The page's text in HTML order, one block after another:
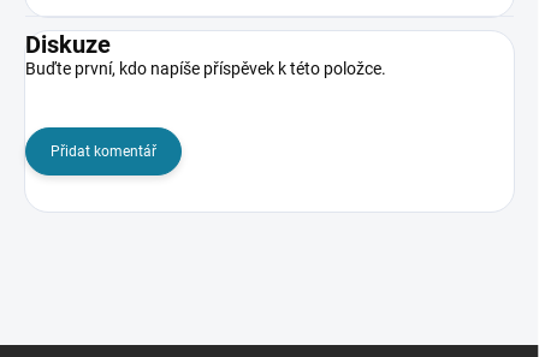
Diskuze
Buďte první, kdo napíše příspěvek k této položce.
Přidat komentář